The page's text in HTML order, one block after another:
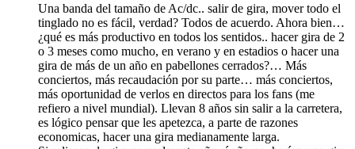
Una banda del tamaño de Ac/dc.. salir de gira, mover todo el
tinglado no es fácil, verdad? Todos de acuerdo. Ahora bien…
¿qué es más productivo en todos los sentidos.. hacer gira de 2
o 3 meses como mucho, en verano y en estadios o hacer una
gira de más de un año en pabellones cerrados?… Más
conciertos, más recaudación por su parte… más conciertos,
más oportunidad de verlos en directos para los fans (me
refiero a nivel mundial). Llevan 8 años sin salir a la carretera,
es lógico pensar que les apetezca, a parte de razones
economicas, hacer una gira medianamente larga.